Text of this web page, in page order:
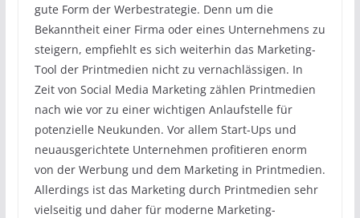
gute Form der Werbestrategie. Denn um die
Bekanntheit einer Firma oder eines Unternehmens zu
steigern, empfiehlt es sich weiterhin das Marketing-
Tool der Printmedien nicht zu vernachlässigen. In
Zeit von Social Media Marketing zählen Printmedien
nach wie vor zu einer wichtigen Anlaufstelle für
potenzielle Neukunden. Vor allem Start-Ups und
neuausgerichtete Unternehmen profitieren enorm
von der Werbung und dem Marketing in Printmedien.
Allerdings ist das Marketing durch Printmedien sehr
vielseitig und daher für moderne Marketing-